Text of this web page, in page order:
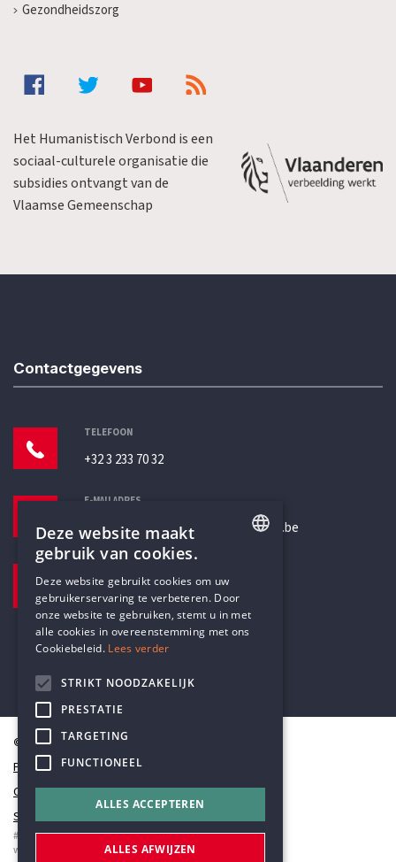
Gezondheidszorg
Het Humanistisch Verbond is een
sociaal-culturele organisatie die
subsidies ontvangt van de
Vlaamse Gemeenschap
Contactgegevens
TELEFOON
+32 3 233 70 32
E-MAILADRES
secretariaat@humanistischverbond.be
Pottenbrug 4
Antwerpen, 2000
© Humanistisch Verbond 2026
Privacy
Cookiestatement
Sitemap
#codedwithlove byCodelines
webapplicaties
mobiele apps&maatwerk websites
DUTCH
Deze website maakt
gebruik van cookies.
Deze website gebruikt cookies om uw
gebruikerservaring te verbeteren. Door
onze website te gebruiken, stemt u in met
alle cookies in overeenstemming met ons
Cookiebeleid. Lees verder
STRIKT NOODZAKELIJK
PRESTATIE
TARGETING
FUNCTIONEEL
ALLES ACCEPTEREN
ALLES AFWIJZEN